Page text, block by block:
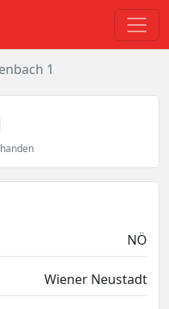
1
NÖ
Wiener Neustadt